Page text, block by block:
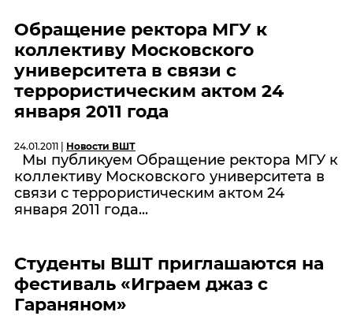
Обращение ректора МГУ к
коллективу Московского
университета в связи с
террористическим актом 24
января 2011 года
24.01.2011 | Новости ВШТ
Мы публикуем Обращение ректора МГУ к
коллективу Московского университета в
связи с террористическим актом 24
января 2011 года...
Студенты ВШТ приглашаются на
фестиваль «Играем джаз с
Гараняном»